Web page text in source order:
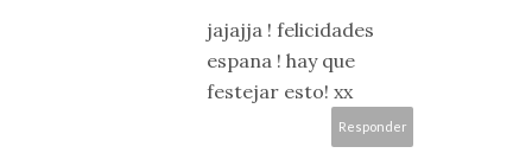
jajajja ! felicidades
espana ! hay que
festejar esto! xx
Responder